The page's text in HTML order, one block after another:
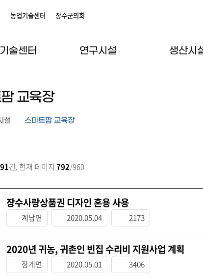
농업기술센터 장수군의회
술센터 연구시설 생산시
교육장
설 스마트팜 교육장
건, 현재 페이지 792/960
장수사랑상품권 디자인 혼용 사용
계남면 2020.05.04 2173
2020년 귀농, 귀촌인 빈집 수리비 지원사업 계획
장계면 2020.05.01 3406